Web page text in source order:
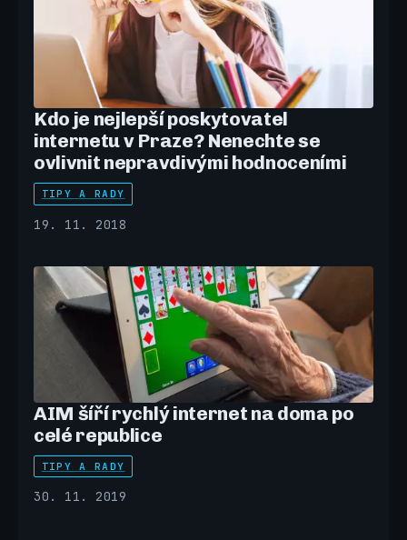
Kdo je nejlepší poskytovatel
internetu v Praze? Nenechte se
ovlivnit nepravdivými hodnoceními
TIPY A RADY
19. 11. 2018
AIM šíří rychlý internet na doma po
celé republice
TIPY A RADY
30. 11. 2019